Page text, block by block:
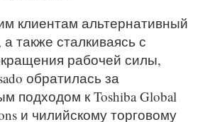
клиентам альтернативный
также сталкиваясь с
рабочей силы,
обратилась за
подходом к Toshiba Global
и чилийскому торговому